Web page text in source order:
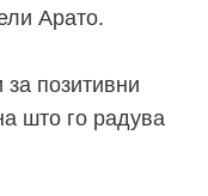
Арато.
позитивни
што го радува